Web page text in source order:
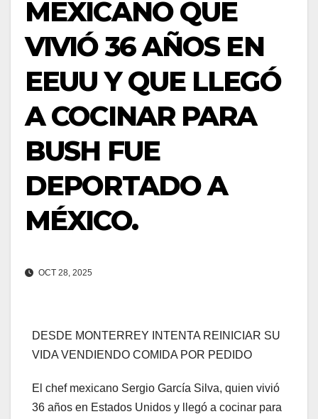
MEXICANO QUE
VIVIÓ 36 AÑOS EN
EEUU Y QUE LLEGÓ
A COCINAR PARA
BUSH FUE
DEPORTADO A
MÉXICO.
OCT 28, 2025
DESDE MONTERREY INTENTA REINICIAR SU
VIDA VENDIENDO COMIDA POR PEDIDO
El chef mexicano Sergio García Silva, quien vivió
36 años en Estados Unidos y llegó a cocinar para